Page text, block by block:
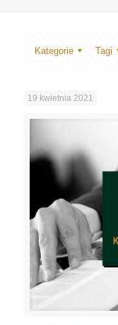
Kategorie Tagi
19 kwietnia 2021